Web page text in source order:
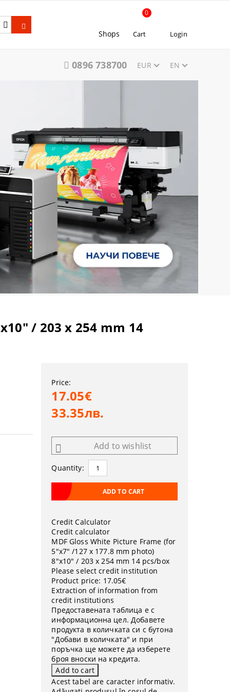
Shops Cart
0
Login
0896 738700 EUR EN
/ 203 x 254 mm 14
Price:
17.05€
33.35лв.
Add to wishlist
Quantity:
Credit Calculator
Credit calculator
MDF Gloss White Picture Frame (for
5"x7" /127 x 177.8 mm photo)
8"x10" / 203 x 254 mm 14 pcs/box
Please select credit institution
Product price: 17.05€
Extraction of information from
credit institutions
Предоставената таблица е с
информационна цел. Добавете
продукта в количката си с бутона
"Добави в количката" и при
поръчка ще можете да изберете
броя вноски на кредита.
Acest tabel are caracter informativ.